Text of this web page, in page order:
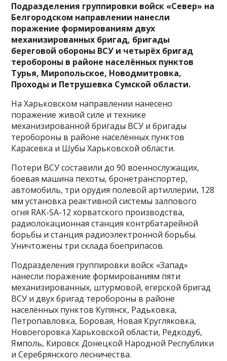
Подразделения группировки войск «Север» на
Белгородском направлении нанесли
поражение формированиям двух
механизированных бригад, бригады
береговой обороны ВСУ и четырёх бригад
теробороны в районе населённых пунктов
Турья, Миропольское, Новодмитровка,
Проходы и Петрушевка Сумской области.
На Харьковском направлении нанесено
поражение живой силе и технике
механизированной бригады ВСУ и бригады
теробороны в районе населённых пунктов
Карасевка и Шубы Харьковской области.
Потери ВСУ составили до 90 военнослужащих,
боевая машина пехоты, бронетранспортер,
автомобиль, три орудия полевой артиллерии, 128
мм установка реактивной системы залпового
огня RAK-SA-12 хорватского производства,
радиолокационная станция контрбатарейной
борьбы и станция радиоэлектронной борьбы.
Уничтожены три склада боеприпасов.
Подразделения группировки войск «Запад»
нанесли поражение формированиям пяти
механизированных, штурмовой, егерской бригад
ВСУ и двух бригад теробороны в районе
населённых пунктов Купянск, Радьковка,
Петропавловка, Боровая, Новая Кругляковка,
Новоегоровка Харьковской области, Редкодуб,
Ямполь, Кировск Донецкой Народной Республики
и Серебрянского лесничества.